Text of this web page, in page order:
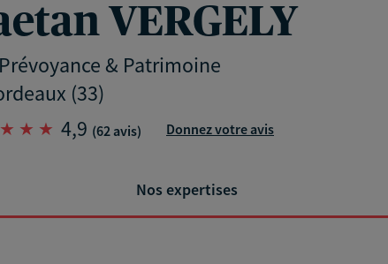
VERGELY
& Patrimoine
(33)
4,9 (62 avis) Donnez votre avis
Nos expertises